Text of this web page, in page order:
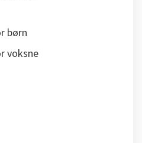
børn
voksne